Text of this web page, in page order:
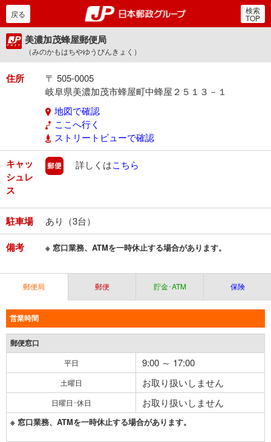
郵便局・日本郵政グルー
戻る 検索
TOP
美濃加茂蜂屋郵便局
（みのかもはちやゆうびんきょく）
住所
〒 505-0005
岐阜県美濃加茂市蜂屋町中蜂屋２５１３－１
地図で確認
ここへ行く
ストリートビューで確認
キャッ
シュレ
ス
郵便
詳しくはこちら
駐車場 あり（3台）
備考 ※ 窓口業務、ATMを一時休止する場合があります。
郵便局 郵便 貯金･ATM 保険
営業時間
郵便窓口
平日 9:00 ～ 17:00
土曜日 お取り扱いしません
日曜日･休日 お取り扱いしません
※ 窓口業務、ATMを一時休止する場合があります。